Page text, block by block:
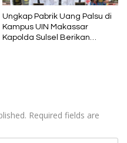
Ungkap Pabrik Uang Palsu di
Kampus UIN Makassar
Kapolda Sulsel Berikan
Required fields are